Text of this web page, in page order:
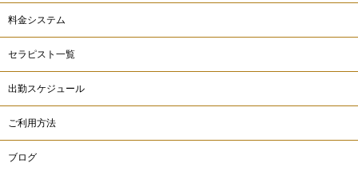
料金システム
セラピスト一覧
出勤スケジュール
ご利用方法
ブログ